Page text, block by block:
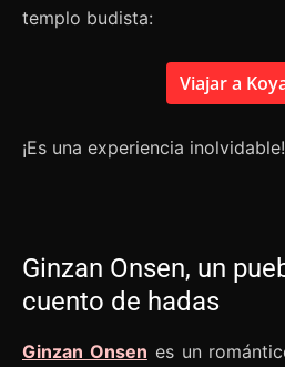
templo budista:
Viajar a
¡Es una experiencia inolvidable!
Ginzan Onsen, un
cuento de hadas
Ginzan Onsen es un